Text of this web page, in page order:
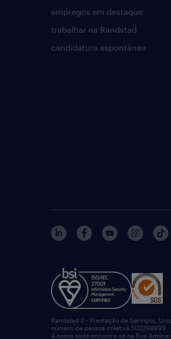
empregos em destaque
trabalhar na Randstad
candidatura espontânea
Randstad II – Prestação de Serviços,
número de pessoa coletiva 503298999 .
A nossa sede encontra-se na Rua